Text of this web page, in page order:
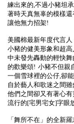
練出來的,不過小豬坦
著時天真無辜的模樣
讓他無力招架!
美國棉最新年度代言
小豬的健美形象和超
中未發先轟動的輕快
的歡樂頌! 小豬不但親
一個雪球裡的公仔,卻
自於藝人和歌迷之間
他們之間卻又有著心
流行的[宅男宅女]字眼
「舞所不在」的全新